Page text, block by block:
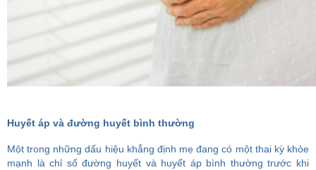
Huyết áp và đường huyết bình thường
Một trong những dấu hiệu khẳng định mẹ đang có một thai kỳ khỏe
mạnh là chỉ số đường huyết và huyết áp bình thường trước khi